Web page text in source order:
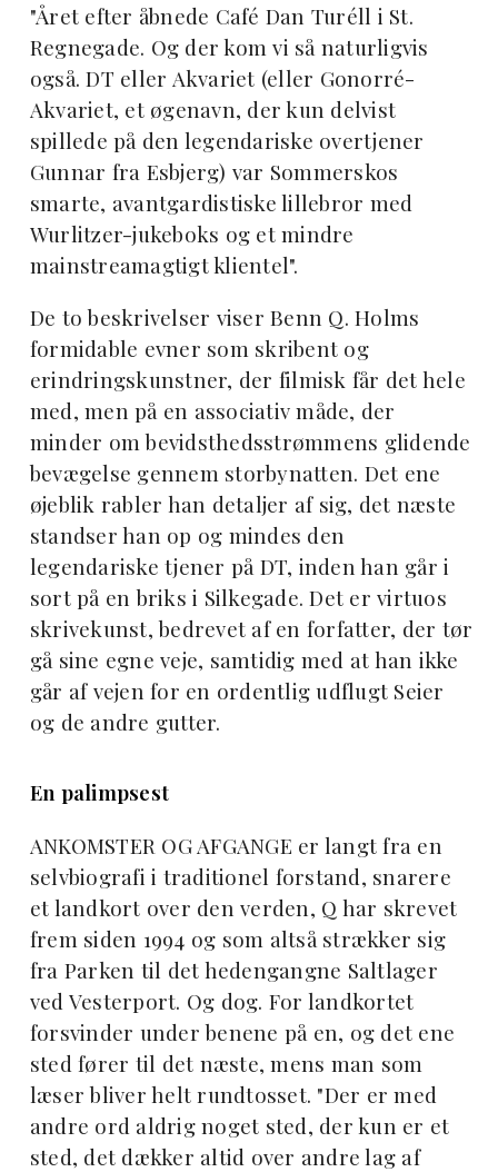
"Året efter åbnede Café Dan Turéll i St.
Regnegade. Og der kom vi så naturligvis
også. DT eller Akvariet (eller Gonorré-
Akvariet, et øgenavn, der kun delvist
spillede på den legendariske overtjener
Gunnar fra Esbjerg) var Sommerskos
smarte, avantgardistiske lillebror med
Wurlitzer-jukeboks og et mindre
mainstreamagtigt klientel".
De to beskrivelser viser Benn Q. Holms
formidable evner som skribent og
erindringskunstner, der filmisk får det hele
med, men på en associativ måde, der
minder om bevidsthedsstrømmens glidende
bevægelse gennem storbynatten. Det ene
øjeblik rabler han detaljer af sig, det næste
standser han op og mindes den
legendariske tjener på DT, inden han går i
sort på en briks i Silkegade. Det er virtuos
skrivekunst, bedrevet af en forfatter, der tør
gå sine egne veje, samtidig med at han ikke
går af vejen for en ordentlig udflugt Seier
og de andre gutter.
En palimpsest
ANKOMSTER OG AFGANGE er langt fra en
selvbiografi i traditionel forstand, snarere
et landkort over den verden, Q har skrevet
frem siden 1994 og som altså strækker sig
fra Parken til det hedengangne Saltlager
ved Vesterport. Og dog. For landkortet
forsvinder under benene på en, og det ene
sted fører til det næste, mens man som
læser bliver helt rundtosset. "Der er med
andre ord aldrig noget sted, der kun er et
sted, det dækker altid over andre lag af